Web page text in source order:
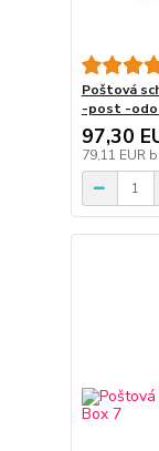
Poštová
-post -
97,30
79,11 EUR